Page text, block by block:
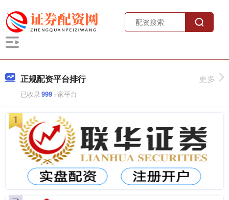
正规配资平台排行
已收录999+家平台
更多